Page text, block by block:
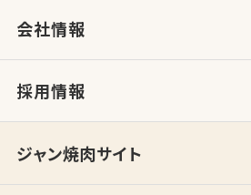
会社情報
採用情報
ジャン焼肉サイト